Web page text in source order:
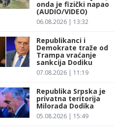
onda je fizički napao
(AUDIO/VIDEO)
06.08.2026 | 13:32
Republikanci i
Demokrate traže od
Trampa vraćanje
sankcija Dodiku
07.08.2026 | 11:19
Republika Srpska je
privatna teritorija
Milorada Dodika
05.08.2026 | 15:49